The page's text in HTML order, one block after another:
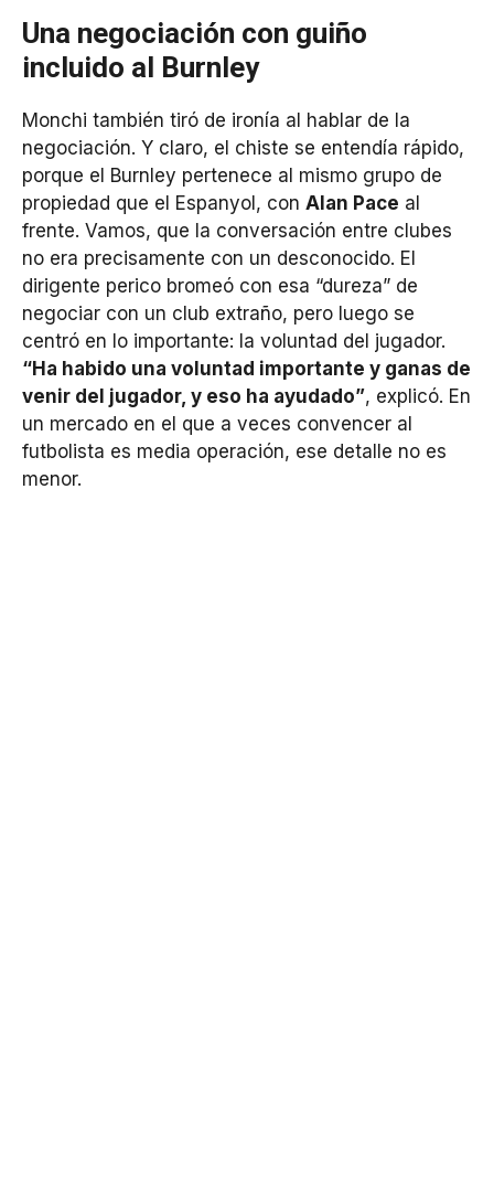
Una negociación con guiño
incluido al Burnley
Monchi también tiró de ironía al hablar de la
negociación. Y claro, el chiste se entendía rápido,
porque el Burnley pertenece al mismo grupo de
propiedad que el Espanyol, con Alan Pace al
frente. Vamos, que la conversación entre clubes
no era precisamente con un desconocido. El
dirigente perico bromeó con esa “dureza” de
negociar con un club extraño, pero luego se
centró en lo importante: la voluntad del jugador.
“Ha habido una voluntad importante y ganas de
venir del jugador, y eso ha ayudado”, explicó. En
un mercado en el que a veces convencer al
futbolista es media operación, ese detalle no es
menor.